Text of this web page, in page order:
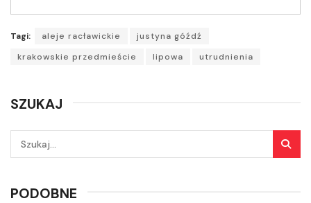
Tagi: aleje racławickie
justyna góźdź
krakowskie przedmieście
lipowa utrudnienia
SZUKAJ
PODOBNE